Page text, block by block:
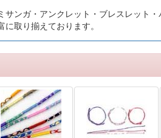
サンガ・アンクレット・ブレスレット
取り揃えております。